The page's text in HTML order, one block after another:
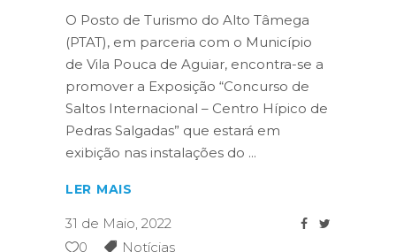
O Posto de Turismo do Alto Tâmega
(PTAT), em parceria com o Município
de Vila Pouca de Aguiar, encontra-se a
promover a Exposição “Concurso de
Saltos Internacional – Centro Hípico de
Pedras Salgadas” que estará em
exibição nas instalações do
LER MAIS
31 de Maio, 2022
0
Notícias